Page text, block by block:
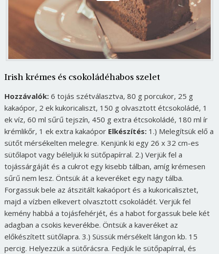
Irish krémes és csokoládéhabos szelet
Hozzávalók:6 tojás szétválasztva, 80 g porcukor, 25 g
kakaópor, 2 ek kukoricaliszt, 150 g olvasztott étcsokoládé, 1
ek víz, 60 ml sűrű tejszín, 450 g extra étcsokoládé, 180 ml ír
krémlikőr, 1 ek extra kakaópor Elkészítés:1.) Melegítsük elő a
sütőt mérsékelten melegre. Kenjünk ki egy 26 x 32 cm-es
sütőlapot vagy béleljük ki sütőpapírral. 2.) Verjük fel a
tojássárgáját és a cukrot egy kisebb tálban, amíg krémesen
sűrű nem lesz. Öntsük át a keveréket egy nagy tálba.
Forgassuk bele az átszitált kakaóport és a kukoricalisztet,
majd a vízben elkevert olvasztott csokoládét. Verjük fel
kemény habbá a tojásfehérjét, és a habot forgassuk bele két
adagban a csokis keverékbe. Öntsük a kaveréket az
előkészített sütőlapra. 3.) Süssük mérsékelt lángon kb. 15
percig. Helyezzük a sütőrácsra. Fedjük le sütőpapírral, és